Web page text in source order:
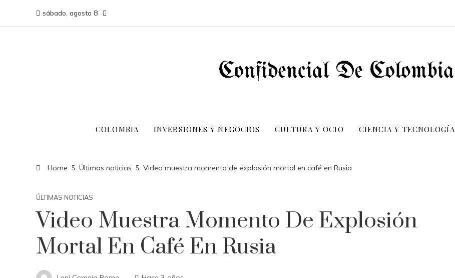
sábado, agosto 8
COLOMBIA INVERSIONES Y NEGOCIOS CULTURA Y OCIO CIENCIA Y TECNOLOGÍA
Home Últimas noticias Video muestra momento de explosión mortal en café en Rusia
ÚLTIMAS NOTICIAS
Video Muestra Momento De Explosión
Mortal En Café En Rusia